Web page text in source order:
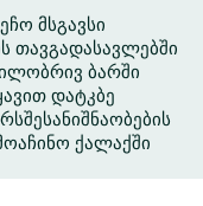
მსგავსი
თავგადასავლებში
ბარში
დატკბე
ქალაქში